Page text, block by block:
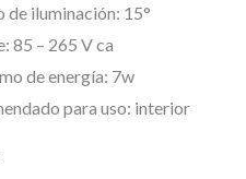
de iluminación: 15°
85 – 265 V ca
de energía: 7w
para uso: interior